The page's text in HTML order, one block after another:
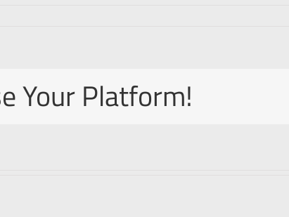
Your Platform!